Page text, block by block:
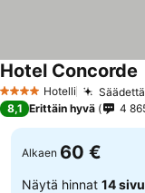
4 Tähtiluokitus
Hotelli
Hotel Concorde
8,1 Erittäin hyvä 4
Alkaen 60 €
Näytä hinnat 14